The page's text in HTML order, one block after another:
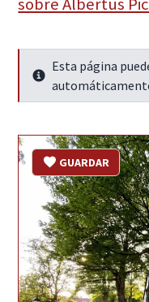
Seguir leyendo
Esta página
GUARDAR